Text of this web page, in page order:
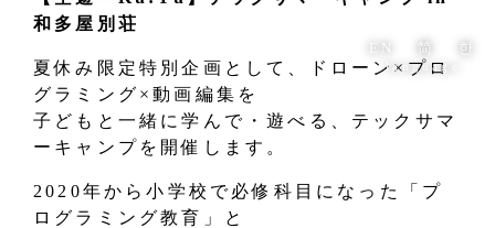
EN 简 한
language
和多屋別荘
夏休み限定特別企画として、ドローン×プロ
グラミング×動画編集を
子どもと一緒に学んで・遊べる、テックサマ
ーキャンプを開催します。
2020年から小学校で必修科目になった「プ
ログラミング教育」と